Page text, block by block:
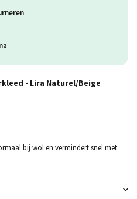
- Lira Naturel/Beige
bij wol en vermindert snel met